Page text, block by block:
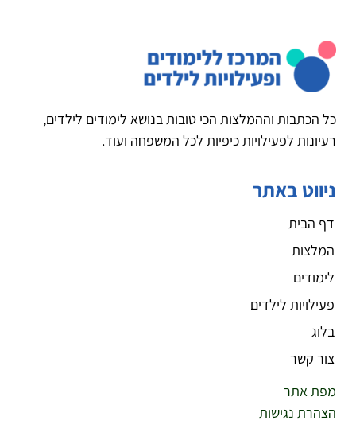
כל הכתבות וההמלצות הכי טובות בנושא לימודים לילדים,
רעיונות לפעילויות כיפיות לכל המשפחה ועוד.
ניווט באתר
דף הבית
המלצות
לימודים
פעילויות לילדים
בלוג
צור קשר
מפת אתר
הצהרת נגישות